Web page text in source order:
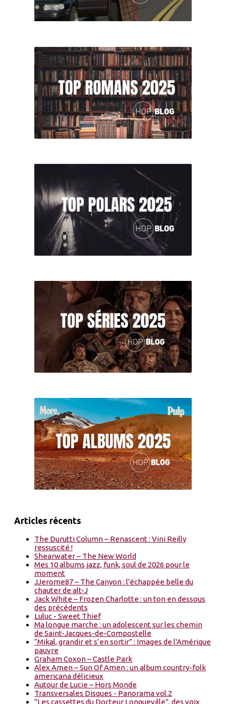
Articles récents
The Durutti Column – Renascent : Vini Reilly
ressuscité !
Shearwater – The New World
Mes 10 albums jazz, funk, soul de 2026 pour le
moment
JJerome87 – The Canyon : l'échappée belle du
chauter de alt-J
Jack White – Frozen Charlotte : un ton en dessous
des précédents
Luluc - Sweet Thief
Ma longue marche : un adolescent sur les chemin
de Saint-Jacques-de-Compostelle
“Mikal, grandir et s’en sortir” : Images de l'Amérique
pauvre
Graham Coxon – Castle Park
Alex Amen – Sun Of Amen : un album country-folk
americana délicieux
Autour de Lucie – Hors Monde
Transversales Disques - Panorama vol.2
"Les cassettes du Docteur Longueville", des voix